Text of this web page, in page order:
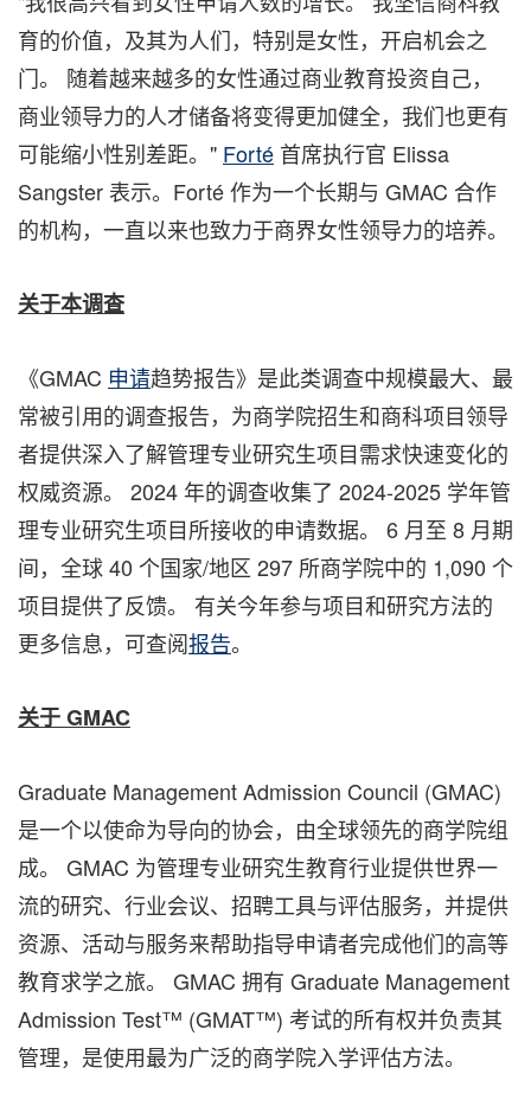
育的价值，及其为人们，特别是女性，开启机会之
门。 随着越来越多的女性通过商业教育投资自己，
商业领导力的人才储备将变得更加健全，我们也更有
可能缩小性别差距。" Forté 首席执行官 Elissa
Sangster 表示。Forté 作为一个长期与 GMAC 合作
的机构，一直以来也致力于商界女性领导力的培养。
关于本调查
《GMAC 申请趋势报告》是此类调查中规模最大、最
常被引用的调查报告，为商学院招生和商科项目领导
者提供深入了解管理专业研究生项目需求快速变化的
权威资源。 2024 年的调查收集了 2024-2025 学年管
理专业研究生项目所接收的申请数据。 6 月至 8 月期
间，全球 40 个国家/地区 297 所商学院中的 1,090 个
项目提供了反馈。 有关今年参与项目和研究方法的
更多信息，可查阅报告。
关于GMAC
Graduate Management Admission Council (GMAC)
是一个以使命为导向的协会，由全球领先的商学院组
成。 GMAC 为管理专业研究生教育行业提供世界一
流的研究、行业会议、招聘工具与评估服务，并提供
资源、活动与服务来帮助指导申请者完成他们的高等
教育求学之旅。 GMAC 拥有 Graduate Management
Admission Test™ (GMAT™) 考试的所有权并负责其
管理，是使用最为广泛的商学院入学评估方法。